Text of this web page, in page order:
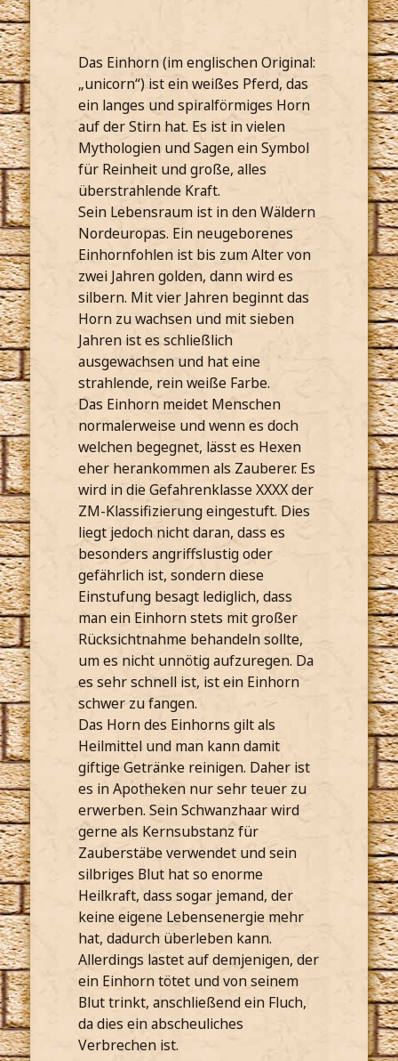
Das Einhorn (im englischen Original:
„unicorn“) ist ein weißes Pferd, das
ein langes und spiralförmiges Horn
auf der Stirn hat. Es ist in vielen
Mythologien und Sagen ein Symbol
für Reinheit und große, alles
überstrahlende Kraft.
Sein Lebensraum ist in den Wäldern
Nordeuropas. Ein neugeborenes
Einhornfohlen ist bis zum Alter von
zwei Jahren golden, dann wird es
silbern. Mit vier Jahren beginnt das
Horn zu wachsen und mit sieben
Jahren ist es schließlich
ausgewachsen und hat eine
strahlende, rein weiße Farbe.
Das Einhorn meidet Menschen
normalerweise und wenn es doch
welchen begegnet, lässt es Hexen
eher herankommen als Zauberer. Es
wird in die Gefahrenklasse XXXX der
ZM-Klassifizierung eingestuft. Dies
liegt jedoch nicht daran, dass es
besonders angriffslustig oder
gefährlich ist, sondern diese
Einstufung besagt lediglich, dass
man ein Einhorn stets mit großer
Rücksichtnahme behandeln sollte,
um es nicht unnötig aufzuregen. Da
es sehr schnell ist, ist ein Einhorn
schwer zu fangen.
Das Horn des Einhorns gilt als
Heilmittel und man kann damit
giftige Getränke reinigen. Daher ist
es in Apotheken nur sehr teuer zu
erwerben. Sein Schwanzhaar wird
gerne als Kernsubstanz für
Zauberstäbe verwendet und sein
silbriges Blut hat so enorme
Heilkraft, dass sogar jemand, der
keine eigene Lebensenergie mehr
hat, dadurch überleben kann.
Allerdings lastet auf demjenigen, der
ein Einhorn tötet und von seinem
Blut trinkt, anschließend ein Fluch,
da dies ein abscheuliches
Verbrechen ist.